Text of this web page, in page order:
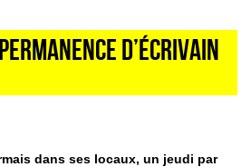
d’écrivain
dans ses locaux, un jeudi par